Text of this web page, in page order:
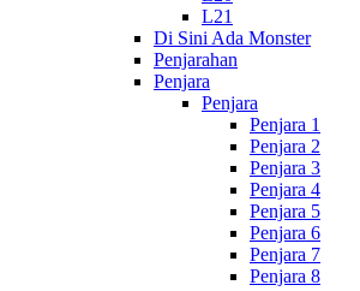
L21
Di Sini Ada Monster
Penjarahan
Penjara
Penjara
Penjara 1
Penjara 2
Penjara 3
Penjara 4
Penjara 5
Penjara 6
Penjara 7
Penjara 8